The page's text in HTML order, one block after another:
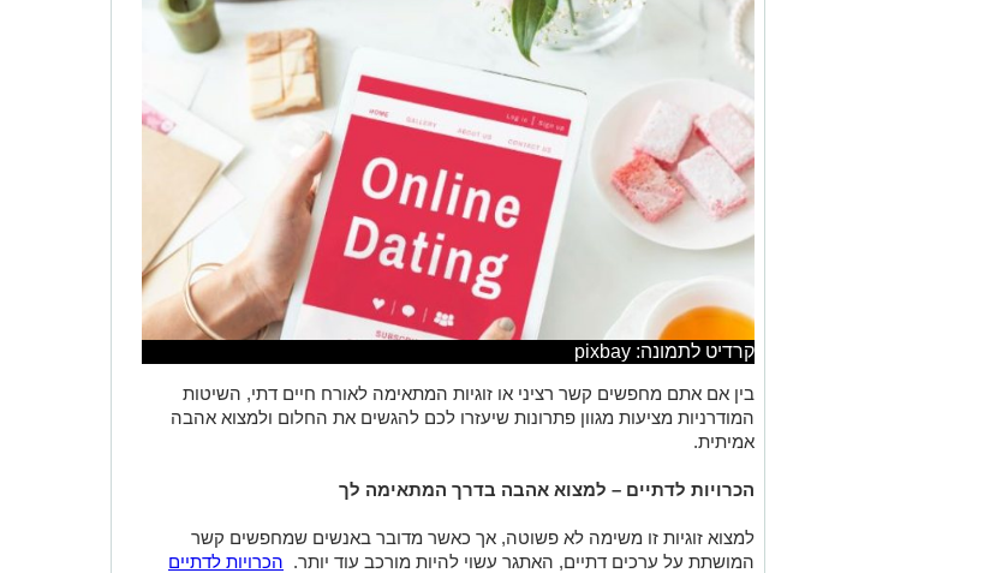
קרדיט לתמונה: pixbay
בין אם אתם מחפשים קשר רציני או זוגיות המתאימה לאורח חיים דתי, השיטות
המודרניות מציעות מגוון פתרונות שיעזרו לכם להגשים את החלום ולמצוא אהבה
אמיתית.
הכרויות לדתיים – למצוא אהבה בדרך המתאימה לך
למצוא זוגיות זו משימה לא פשוטה, אך כאשר מדובר באנשים שמחפשים קשר
המושתת על ערכים דתיים, האתגר עשוי להיות מורכב עוד יותר. הכרויות לדתיים